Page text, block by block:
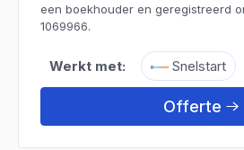
een boekhouder en geregistreerd
1069966.
Werkt met: Snelstart
Offerte